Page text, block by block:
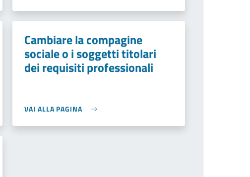
Cambiare la compagine
sociale o i soggetti titolari
dei requisiti professionali
VAI ALLA PAGINA